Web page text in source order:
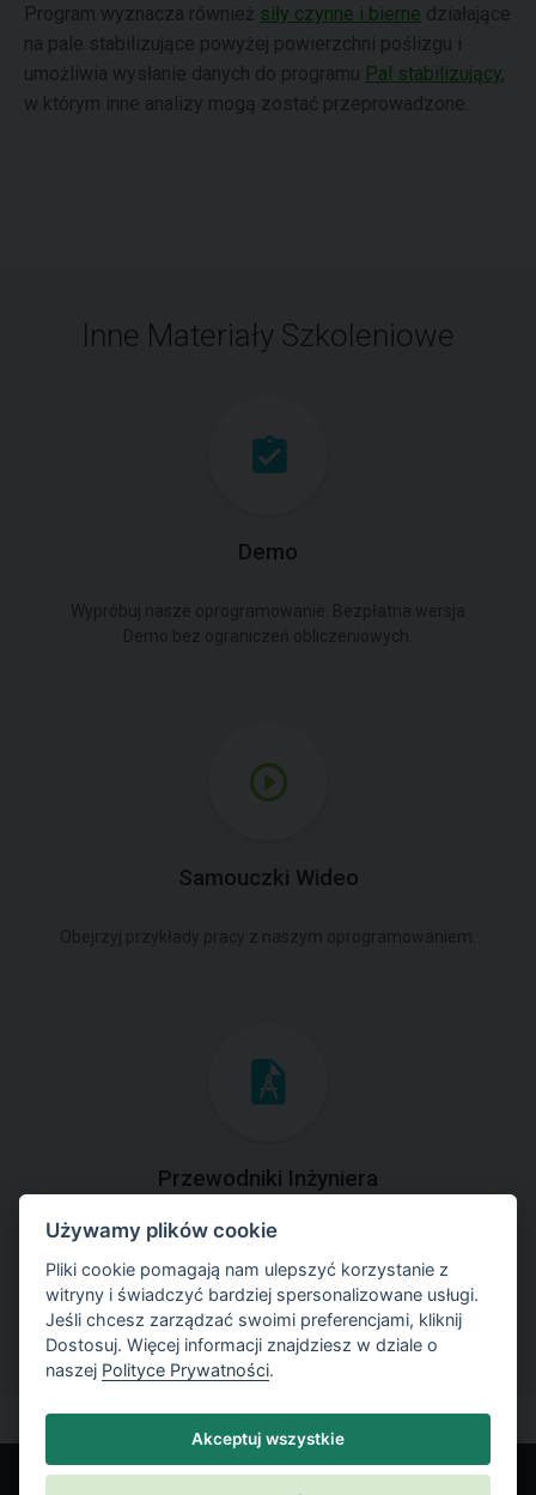
Program wyznacza również siły czynne i bierne działające
na pale stabilizujące powyżej powierzchni poślizgu i
umożliwia wysłanie danych do programu Pal stabilizujący,
w którym inne analizy mogą zostać przeprowadzone.
Inne Materiały Szkoleniowe
Demo
Samouczki Wideo
Przewodniki Inżyniera
Zapoznaj się z przykładami rozwiązań zadań
geotechnicznych z zastosowaniem programów GEO5.
Używamy plików cookie
Pliki cookie pomagają nam ulepszyć korzystanie z
witryny i świadczyć bardziej spersonalizowane usługi.
Jeśli chcesz zarządzać swoimi preferencjami, kliknij
Dostosuj. Więcej informacji znajdziesz w dziale o
naszej Polityce Prywatności.
Akceptuj wszystkie